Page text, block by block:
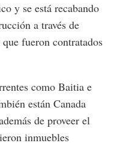
y se está recabando
a través de
fueron contratados
como Baitia e
están Canada
de proveer el
inmuebles